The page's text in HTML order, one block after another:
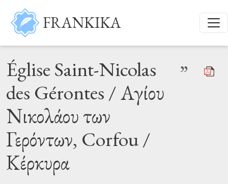
Aller au contenu principal
FRANKIKA
Église Saint-Nicolas
des Gérontes / Αγίου
Νικολάου των
Γερόντων, Corfou /
Κέρκυρα
”